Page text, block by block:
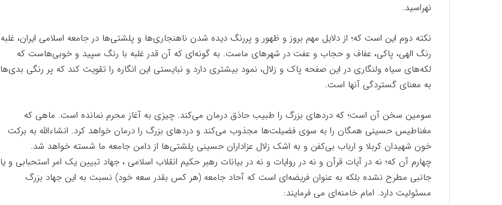
نهراسید.
نکته دوم این است که؛ از دلایل مهم بروز و ظهور و پررنگ دیده شدن ناهنجاری‌ها و پلشتی‌ها در جامعه اسلامی ایران، غلبه
رنگ الهی، پاکی، عفاف و حجاب و عفت در شهرهای ماست. به گونه‌ای که آن قدر غلبه با رنگ سپید و خوبی‌هاست که
لکه‌های سیاه ولنگاری در این صفحه پاک و زلال، نمود بیشتری دارد و نبایستی این انگاره را تقویت کند که پر رنگی بدی‌ها
به معنای گستردگی آنها است.
سومین سخن آن است؛ که دردهای بزرگ را طبیب حاذق درمان می‌کند. چیزی به آغاز محرم نمانده است. ماهی که
مغناطیس حسینی همگان را به سوی فضیلت‌ها مجذوب می‌کند و دردهای بزرگ را درمان خواهد کرد. انشاءالله به برکت
خون شهیدان کربلا و ارباب بی‌کفن و به اشک زلال عزاداران حسینی پلشتی‌ها از دامن جامعه ما شسته خواهد شد.
چهارم آن که؛ نه در آیات قرآن و نه در روایات و نه در بیانات رهبر حکیم انقلاب اسلامی ، جهاد تبیین یک امر استحبابی و یا
جانبی مطرح نشده بلکه به عنوان فریضه‌ای است که آحاد جامعه (هر کس بقدر سعه خود) نسبت به این جهاد بزرگ
مسئولیت دارد. امام خامنه‌ای می فرمایند: